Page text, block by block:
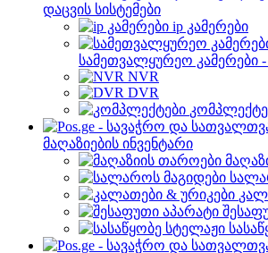
დაცვის სისტემები
ip კამერები
სამეთვალყურეო კამერები -
NVR
DVR
მაღაზიების ინვენტარი